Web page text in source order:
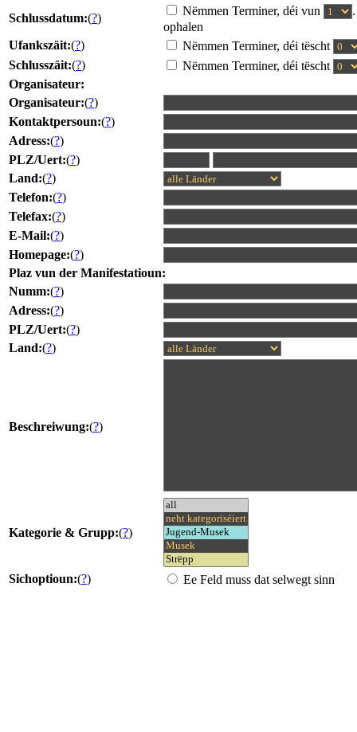
Schlussdatum:(?)
Nëmmen Terminer, déi vun
ophalen
Ufankszäit:(?)
Nëmmen Terminer, déi tëscht
Schlusszäit:(?)
Nëmmen Terminer, déi tëscht
Organisateur:
Organisateur:(?)
Kontaktpersoun:(?)
Adress:(?)
PLZ/Uert:(?)
Land:(?)
Telefon:(?)
Telefax:(?)
E-Mail:(?)
Homepage:(?)
Plaz vun der Manifestatioun:
Numm:(?)
Adress:(?)
PLZ/Uert:(?)
Land:(?)
Beschreiwung:(?)
Kategorie & Grupp:(?)
Sichoptioun:(?) Ee Feld muss dat selwegt sinn